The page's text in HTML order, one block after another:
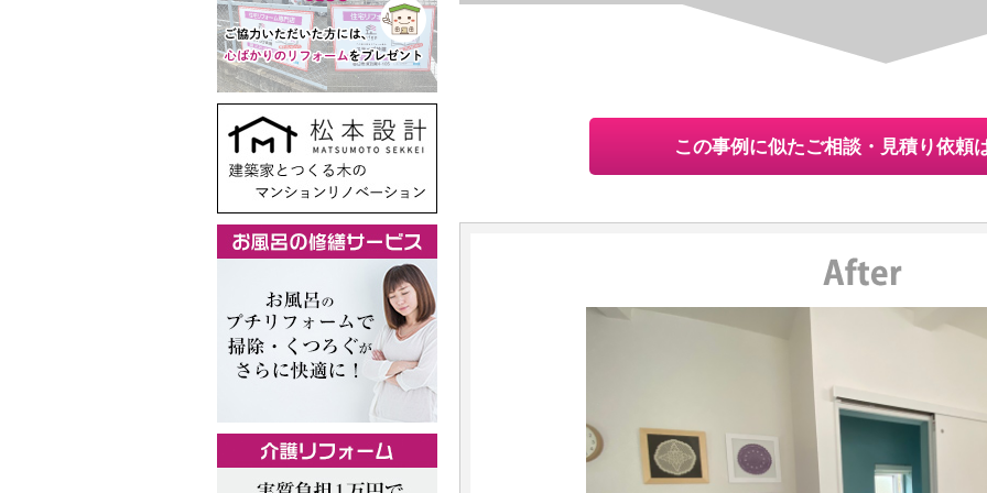
この事例に似たご相談・見積り依頼